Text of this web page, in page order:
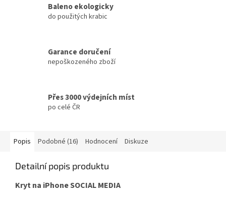
Baleno ekologicky
do použitých krabic
Garance doručení
nepoškozeného zboží
Přes 3000 výdejních míst
po celé ČR
Popis Podobné (16) Hodnocení Diskuze
Detailní popis produktu
Kryt na iPhone SOCIAL MEDIA